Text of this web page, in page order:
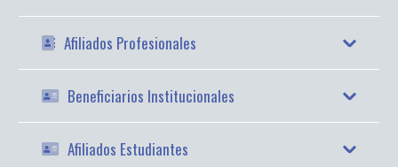
Afiliados Profesionales
Beneficiarios Institucionales
Afiliados Estudiantes